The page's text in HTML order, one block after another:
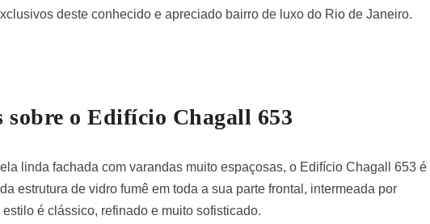
deste conhecido e apreciado bairro de luxo do Rio de Janeiro.
sobre o Edifício Chagall 653
linda fachada com varandas muito espaçosas, o Edifício Chagall 653 é
estrutura de vidro fumê em toda a sua parte frontal, intermeada por
é clássico, refinado e muito sofisticado.